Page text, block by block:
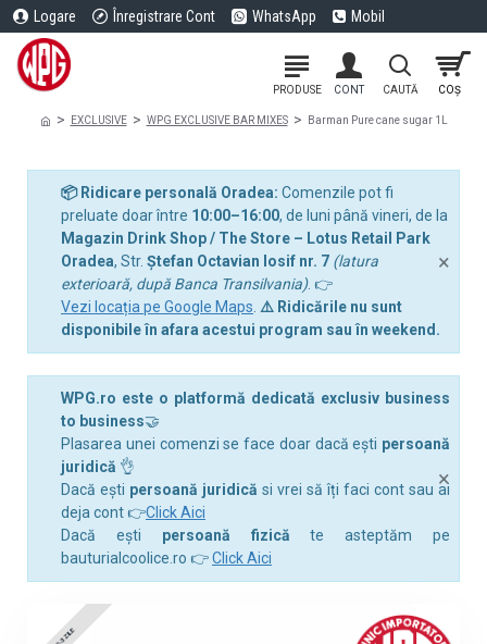
Logare Înregistrare Cont WhatsApp Mobil
EXCLUSIVE WPG EXCLUSIVE BAR MIXES Barman Pure cane sugar 1L
📦 Ridicare personală Oradea: Comenzile pot fi
preluate doar între 10:00–16:00, de luni până vineri, de la
Magazin Drink Shop / The Store – Lotus Retail Park
Oradea, Str. Ștefan Octavian Iosif nr. 7 (latura
exterioară, după Banca Transilvania). 👉
Vezi locația pe Google Maps ⚠️ Ridicările nu sunt
disponibile în afara acestui program sau în weekend.
×
WPG.ro este o platformă dedicată exclusiv business
to business🤝
Plasarea unei comenzi se face doar dacă ești persoană
juridică 👌
Dacă ești persoană juridică si vrei să îți faci cont sau ai
deja cont 👉Click Aici
Dacă ești persoană fizică te asteptăm pe
bauturialcoolice.ro 👉Click Aici
×
2-3 ZILE